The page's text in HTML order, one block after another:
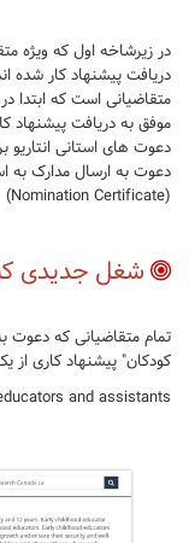
در زیرشاخه اول که ویژه
متقاضیانی است که ابتدا
دعوت به ارسال مدارک به
(Nomination Certificate) شدند.
شغل جدیدی
تمام متقاضیانی که دعوت
کودکان" پیشنهاد کاری از
and assistants